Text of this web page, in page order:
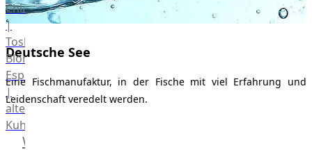
Chianina
|
Toskana
Blonda
Espanola
|
alte
Kuh
Wagyu
Deutsche See
Eine Fischmanufaktur, in der Fische mit viel Erfahrung und
Leidenschaft veredelt werden.